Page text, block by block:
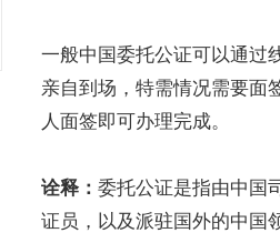
一般中国委托公证可以通过
亲自到场，特需情况需要面
人面签即可办理完成。
诠释： 委托公证是指由中国
证员，以及派驻国外的中国